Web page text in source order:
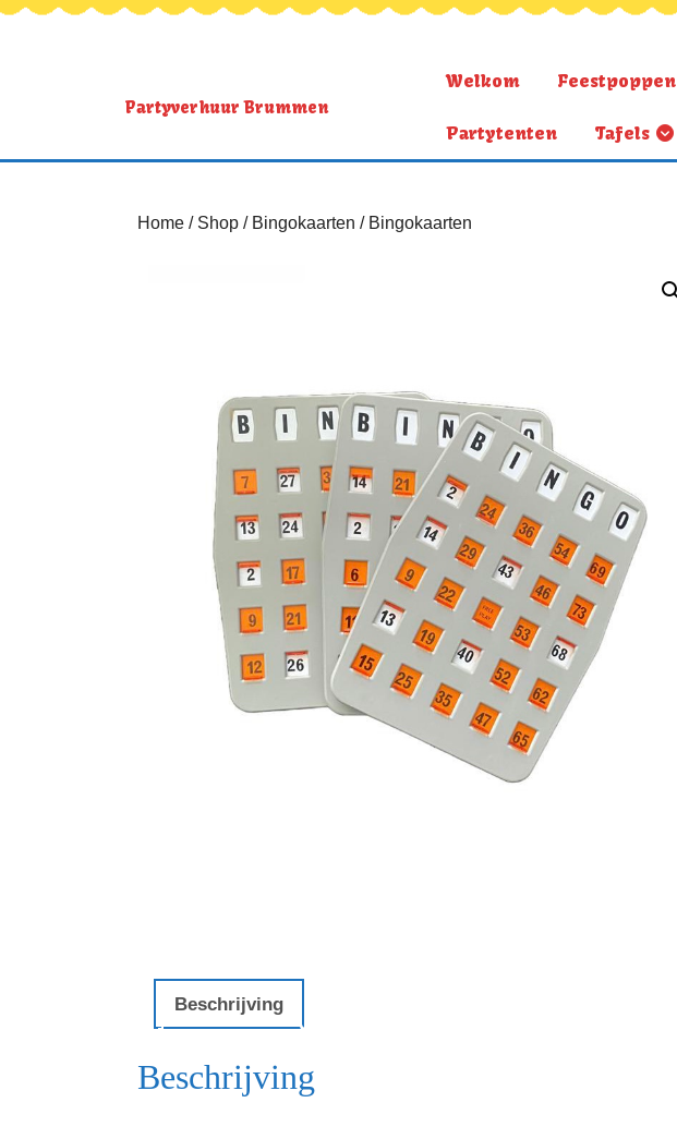
Partyverhuur Brummen
Welkom Feestpoppen
Partytenten Tafels
Home / Shop / Bingokaarten / Bingokaarten
Beschrijving
Beschrijving